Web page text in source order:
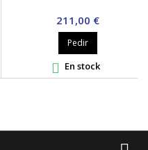
Precio
211,00 €
Pedir
 En stock